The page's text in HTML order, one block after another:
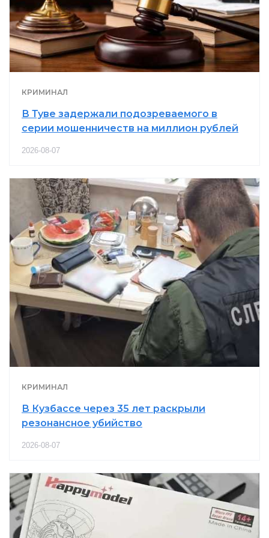
КРИМИНАЛ
В Туве задержали подозреваемого в
серии мошенничеств на миллион рублей
2026-08-07
КРИМИНАЛ
В Кузбассе через 35 лет раскрыли
резонансное убийство
2026-08-07